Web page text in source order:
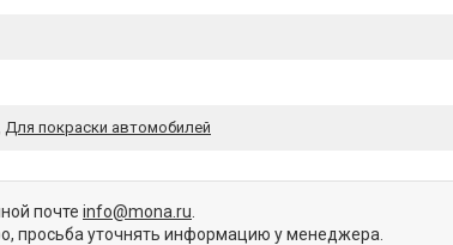
Для покраски автомобилей
почте info@mona.ru
просьба уточнять информацию у менеджера.